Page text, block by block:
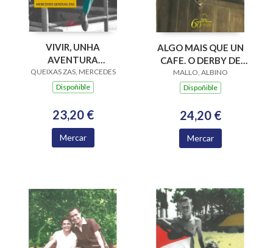
VIVIR, UNHA
AVENTURA
IRREPETIBEL.BIOGRAFIA
Mª C.KRUCKENBERG
QUEIXAS ZAS, MERCEDES
Dispoñible
23,20 €
Mercar
ALGO MAIS QUE UN
CAFE. O DERBY DE
VIGO (1921-1968)
MALLO, ALBINO
Dispoñible
24,20 €
Mercar